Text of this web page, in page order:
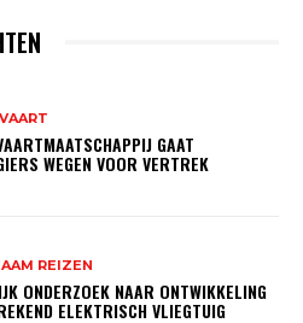
GAAT
WEGEN VOOR VERTREK
REIZEN
ONDERZOEK NAAR ONTWIKKELING
ELEKTRISCH VLIEGTUIG